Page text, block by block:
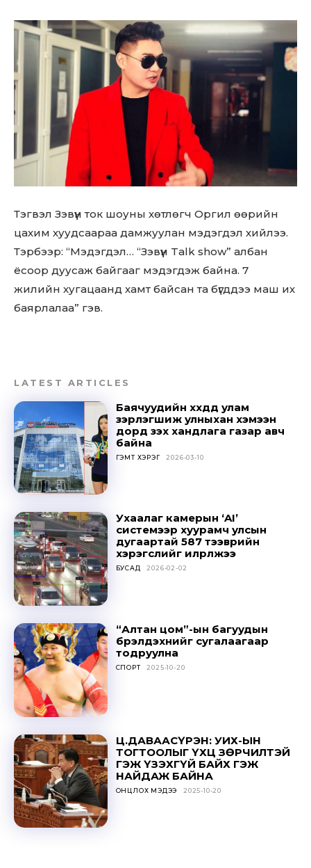
Don't miss
out!
Sing up for our newsletter
to stay in the loop.
Тэгвэл Зэвүүн ток шоуны хөтлөгч Оргил өөрийн
цахим хуудсаараа дамжуулан мэдэгдэл хийлээ.
Тэрбээр: “Мэдэгдэл… “Зэвүүн Talk show” албан
ёсоор дуусаж байгааг мэдэгдэж байна. 7
жилийн хугацаанд хамт байсан та бүгддээ маш их
баярлалаа” гэв.
LATEST ARTICLES
Баячуудийн хүүхдүүд улам
зэрлэгшиж улныхан хэмээн
дорд үзэх хандлага газар авч
байна
ГЭМТ ХЭРЭГ 2026-03-10
Ухаалаг камерын ‘AI’
системээр хуурамч улсын
дугаартай 587 тээврийн
хэрэгслийг илрүүлжээ
БУСАД 2026-02-02
“Алтан цом”-ын багуудын
бүрэлдэхүүнийг сугалаагаар
тодруулна
СПОРТ 2025-10-20
Ц.ДАВААСҮРЭН: УИХ-ЫН
ТОГТООЛЫГ ҮХЦ ЗӨРЧИЛТЭЙ
ГЭЖ ҮЗЭХГҮЙ БАЙХ ГЭЖ
НАЙДАЖ БАЙНА
ОНЦЛОХ МЭДЭЭ 2025-10-20